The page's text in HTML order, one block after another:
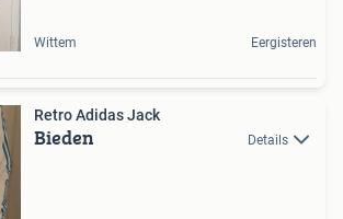
Wittem Eergisteren
Retro Adidas Jack
Bieden Details